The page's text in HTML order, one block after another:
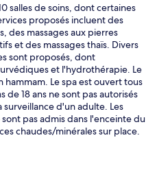
salles de soins, dont certaines
proposés incluent des
des massages aux pierres
et des massages thaïs. Divers
sont proposés, dont
et l'hydrothérapie. Le
Le spa est ouvert tous
de 18 ans ne sont pas autorisés
surveillance d'un adulte. Les
pas admis dans l'enceinte du
chaudes/minérales sur place.